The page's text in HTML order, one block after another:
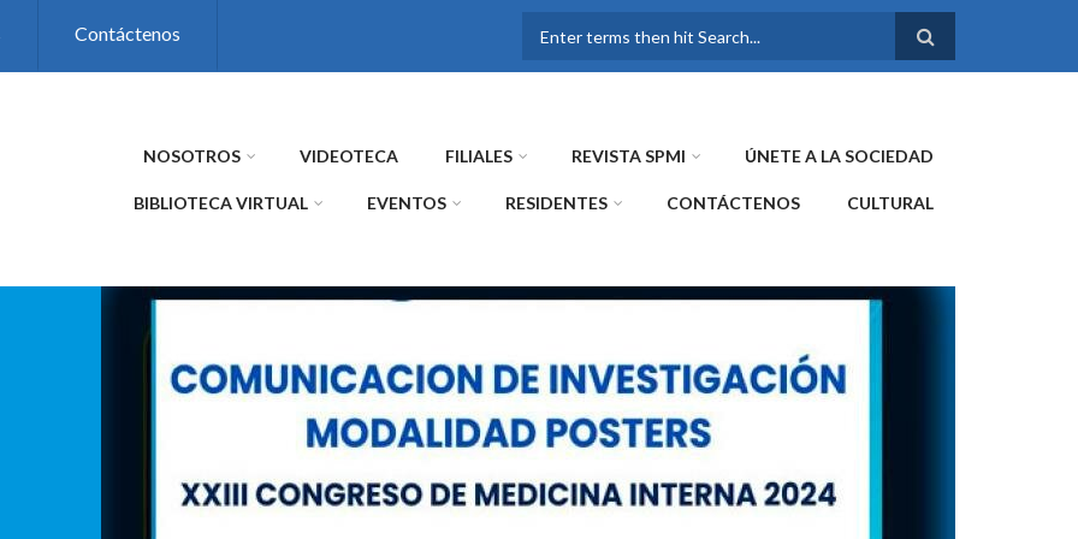
Contáctenos
FORMULARIO DE
NOSOTROS VIDEOTECA FILIALES REVISTA SPMI ÚNETE A LA SOCIEDAD
BIBLIOTECA VIRTUAL EVENTOS RESIDENTES CONTÁCTENOS CULTURAL